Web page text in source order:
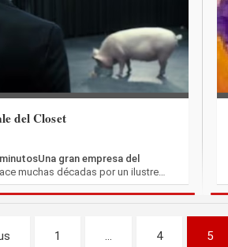
del Closet
gran empresa del
muchas décadas por un ilustre…
1 … 4 5